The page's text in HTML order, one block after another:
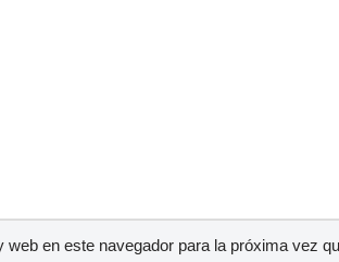
en este navegador para la próxima vez